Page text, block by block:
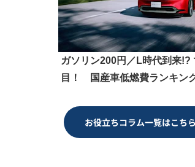
ガソリン200円／L時代到来!?
目！ 国産車低燃費ランキン
お役立ちコラム一覧はこちら